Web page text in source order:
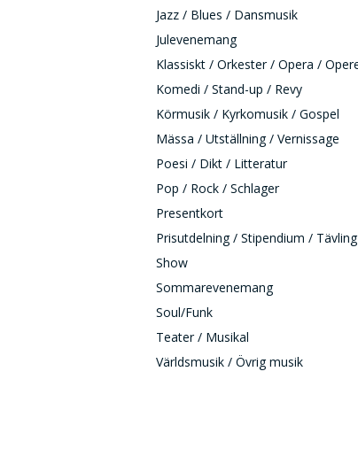
Jazz / Blues / Dansmusik
Julevenemang
Klassiskt / Orkester / Opera /
Komedi / Stand-up / Revy
Körmusik / Kyrkomusik / Gospel
Mässa / Utställning / Vernissage
Poesi / Dikt / Litteratur
Pop / Rock / Schlager
Presentkort
Prisutdelning / Stipendium / Tävling
Show
Sommarevenemang
Soul/Funk
Teater / Musikal
Världsmusik / Övrig musik